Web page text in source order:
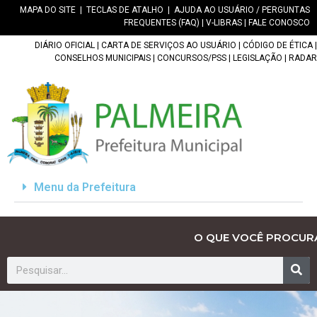
MAPA DO SITE TECLAS DE ATALHO
AJUDA AO USUÁRIO / PERGUNTAS
FREQUENTES (FAQ)
V-LIBRAS FALE CONOSCO
DIÁRIO OFICIAL CARTA DE SERVIÇOS AO USUÁRIO CÓDIGO DE ÉTICA|
CONSELHOS MUNICIPAIS
CONCURSOS/PSS LEGISLAÇÃO RADAR
Menu da Prefeitura
O QUE VOCÊ